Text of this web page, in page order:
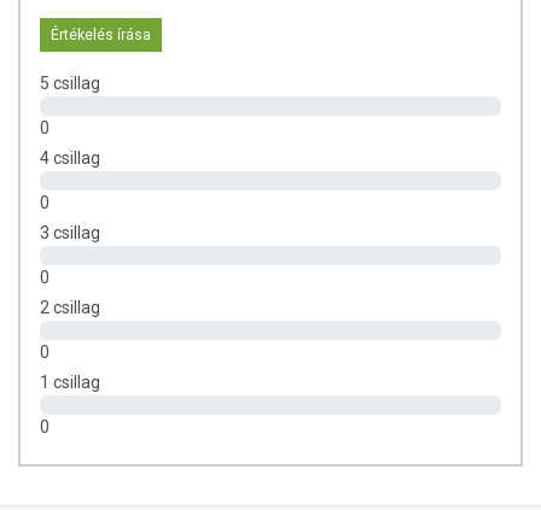
Értékelés írása
5 csillag
0
4 csillag
0
3 csillag
0
2 csillag
0
1 csillag
0